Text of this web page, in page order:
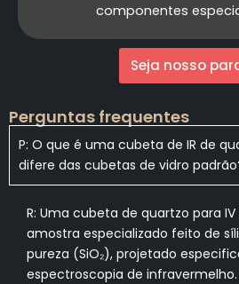
componentes
Seja nosso
Perguntas frequentes
P: O que é uma cubeta de IR de
difere das cubetas de vidro
R: Uma cubeta de quartzo para
amostra especializado feito de
pureza (SiO₂), projetado
espectroscopia de